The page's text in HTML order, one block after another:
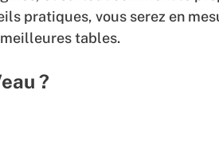
pratiques, vous serez en
tables.
?